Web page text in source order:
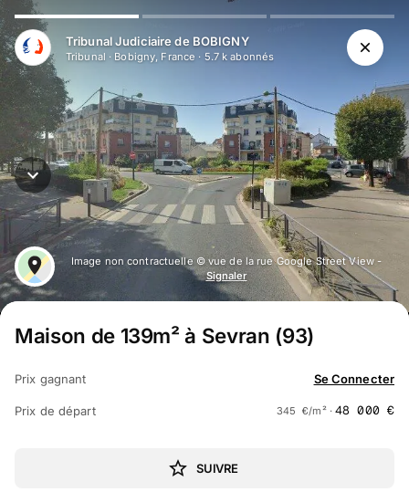
Aller au contenu principal
Tribunal Judiciaire de BOBIGNY
Tribunal · Bobigny, France · 5.7 k abonnés
Image non contractuelle © vue de la rue Google Street View -
Signaler
Maison de 139m² à Sevran (93)
Prix gagnant Se Connecter
Prix de départ 345 €/m² ·48 000 €
SUIVRE